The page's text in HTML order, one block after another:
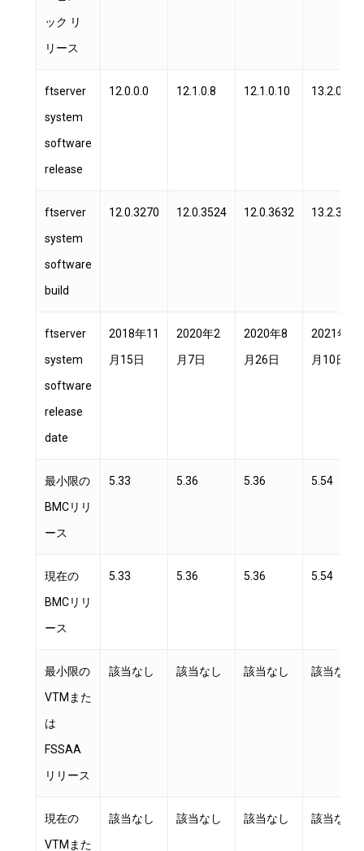
ック リ
リース
ftserver
system
software
release
12.0.0.0 12.1.0.8 12.1.0.10 13.2.0.0
ftserver
system
software
build
12.0.3270 12.0.3524 12.0.3632 13.2.3720
ftserver
system
software
release
date
2018年11
月15日
2020年2
月7日
2020年8
月26日
2021年5
月10日
最小限の
BMCリリ
ース
5.33 5.36 5.36 5.54
現在の
BMCリリ
ース
5.33 5.36 5.36 5.54
最小限の
VTMまた
は
FSSAA
リリース
該当なし 該当なし 該当なし 該当なし
現在の
VTMまた
該当なし 該当なし 該当なし 該当なし